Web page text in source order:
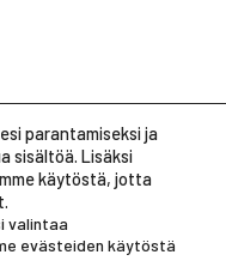
on Instagram
parantamiseksi ja
sisältöä. Lisäksi
käytöstä, jotta
valintaa
evästeiden käytöstä